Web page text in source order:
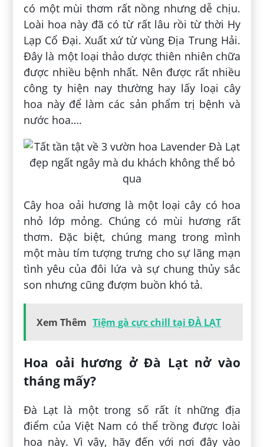
có một mùi thơm rất nồng nhưng dễ chịu.
Loài hoa này đã có từ rất lâu rồi từ thời Hy
Lạp Cổ Đại. Xuất xứ từ vùng Địa Trung Hải.
Đây là một loại thảo dược thiên nhiên chữa
được nhiều bệnh nhất. Nên được rất nhiều
công ty hiện nay thường hay lấy loại cây
hoa này để làm các sản phẩm trị bệnh và
nước hoa….
Cây hoa oải hương là một loại cây có hoa
nhỏ lớp mỏng. Chúng có mùi hương rất
thơm. Đặc biệt, chúng mang trong mình
một màu tím tượng trưng cho sự lãng mạn
tình yêu của đôi lứa và sự chung thủy sắc
son nhưng cũng đượm buồn khó tả.
Xem Thêm Tiệm gà cực chill tại ĐÀ LẠT
Hoa oải hương ở Đà Lạt nở vào
tháng mấy?
Đà Lạt là một trong số rất ít những địa
điểm của Việt Nam có thể trồng được loài
hoa này. Vì vậy, hãy đến với nơi đây vào